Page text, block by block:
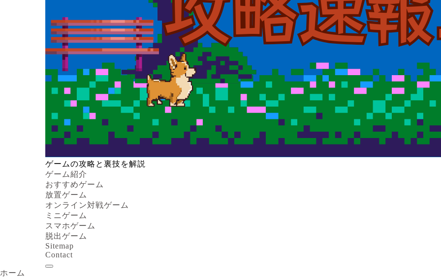
ゲームの攻略と裏技を解説
ゲーム紹介
おすすめゲーム
放置ゲーム
オンライン対戦ゲーム
ミニゲーム
スマホゲーム
脱出ゲーム
Sitemap
Contact
ホーム